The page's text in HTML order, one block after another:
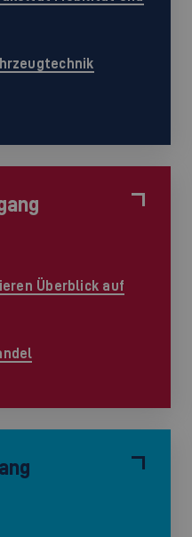
Überblick auf